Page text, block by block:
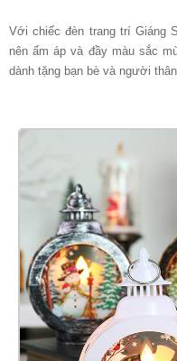
Với chiếc đèn trang trí Giáng
nên ấm áp và đầy màu sắc
dành tặng bạn bè và người thân